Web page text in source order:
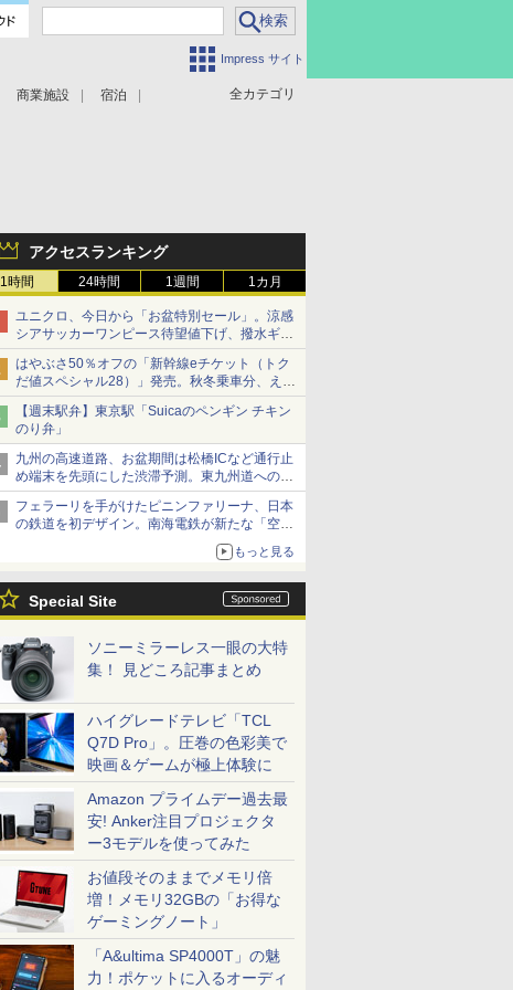
Impress サイト
全カテゴリ
商業施設 宿泊
アクセスランキング
1時間 24時間 1週間 1カ月
ユニクロ、今日から「お盆特別セール」。涼感
シアサッカーワンピース待望値下げ、撥水ギア
ショーツは1990円に
はやぶさ50％オフの「新幹線eチケット（トク
だ値スペシャル28）」発売。秋冬乗車分、えき
ねっと限定
【週末駅弁】東京駅「Suicaのペンギン チキン
のり弁」
九州の高速道路、お盆期間は松橋ICなど通行止
め端末を先頭にした渋滞予測。東九州道への迂
回は料金調整を実施
フェラーリを手がけたピニンファリーナ、日本
の鉄道を初デザイン。南海電鉄が新たな「空港
もっと見る
Special Site
ソニーミラーレス一眼の大特
集！ 見どころ記事まとめ
ハイグレードテレビ「TCL
Q7D Pro」。圧巻の色彩美で
映画＆ゲームが極上体験に
Amazon プライムデー過去最
安! Anker注目プロジェクタ
ー3モデルを使ってみた
お値段そのままでメモリ倍
増！メモリ32GBの「お得な
ゲーミングノート」
「A&ultima SP4000T」の魅
力！ポケットに入るオーディ